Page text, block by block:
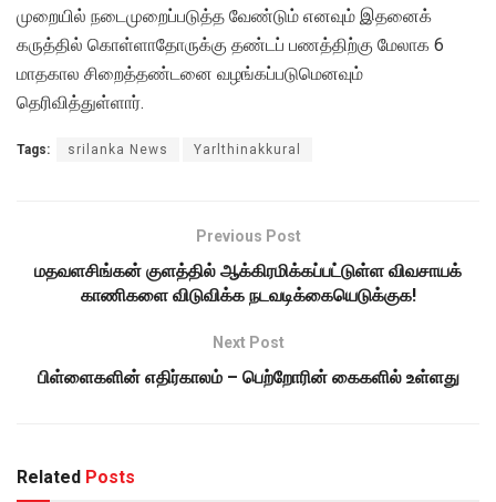
முறையில் நடைமுறைப்படுத்த வேண்டும் எனவும் இதனைக்
கருத்தில் கொள்ளாதோருக்கு தண்டப் பணத்திற்கு மேலாக 6
மாதகால சிறைத்தண்டனை வழங்கப்படுமெனவும்
தெரிவித்துள்ளார்.
Tags: srilanka News Yarlthinakkural
Previous Post
மதவளசிங்கன் குளத்தில் ஆக்கிரமிக்கப்பட்டுள்ள விவசாயக்
காணிகளை விடுவிக்க நடவடிக்கையெடுக்குக!
Next Post
பிள்ளைகளின் எதிர்காலம் – பெற்றோரின் கைகளில் உள்ளது
Related Posts